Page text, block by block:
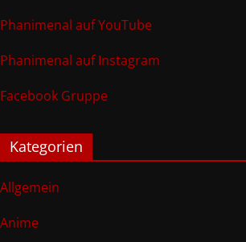
Phanimenal auf YouTube
Phanimenal auf Instagram
Facebook Gruppe
Kategorien
Allgemein
Anime